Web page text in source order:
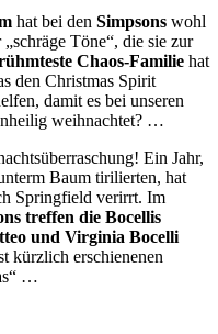
hat bei den Simpsons wohl
Töne“, die sie zur
Chaos-Familie hat
den Christmas Spirit
damit es bei unseren
weihnachtet? …
Ein Jahr,
Baum tirilierten, hat
Springfield verirrt. Im
treffen die Bocellis
und Virginia Bocelli
kürzlich erschienenen
…